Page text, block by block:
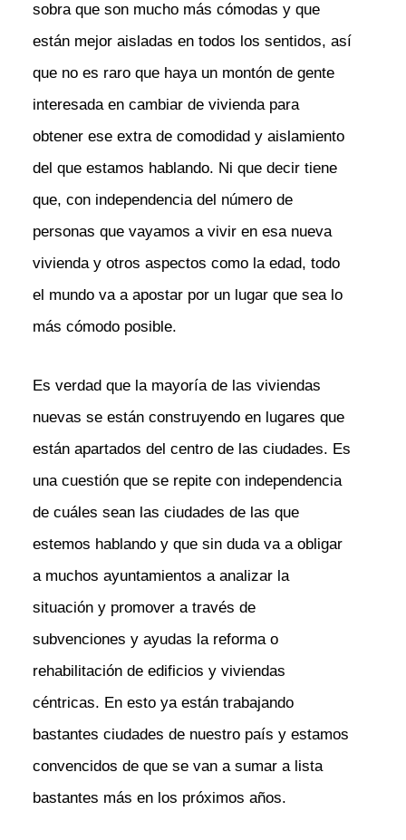
sobra que son mucho más cómodas y que
están mejor aisladas en todos los sentidos, así
que no es raro que haya un montón de gente
interesada en cambiar de vivienda para
obtener ese extra de comodidad y aislamiento
del que estamos hablando. Ni que decir tiene
que, con independencia del número de
personas que vayamos a vivir en esa nueva
vivienda y otros aspectos como la edad, todo
el mundo va a apostar por un lugar que sea lo
más cómodo posible.
Es verdad que la mayoría de las viviendas
nuevas se están construyendo en lugares que
están apartados del centro de las ciudades. Es
una cuestión que se repite con independencia
de cuáles sean las ciudades de las que
estemos hablando y que sin duda va a obligar
a muchos ayuntamientos a analizar la
situación y promover a través de
subvenciones y ayudas la reforma o
rehabilitación de edificios y viviendas
céntricas. En esto ya están trabajando
bastantes ciudades de nuestro país y estamos
convencidos de que se van a sumar a lista
bastantes más en los próximos años.